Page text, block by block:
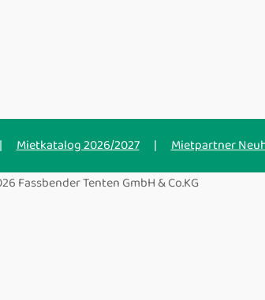
| Mietkatalog 2026/2027 |
Mietpartner
Fassbender Tenten GmbH & Co.KG